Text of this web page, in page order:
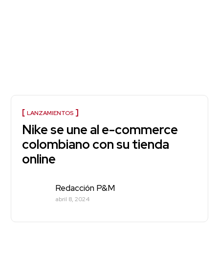
LANZAMIENTOS
Nike se une al e-commerce
colombiano con su tienda
online
Redacción P&M
abril 8, 2024